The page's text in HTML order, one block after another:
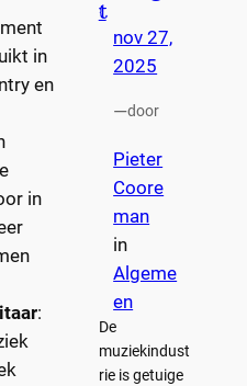
in
en
in
:
t
nov 27,
2025
—door
Pieter
Coore
man
in
Algeme
en
De
muziekindust
rie is getuige